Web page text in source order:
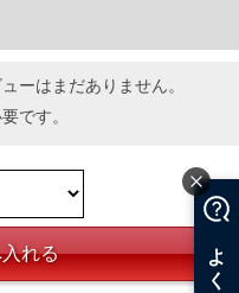
ル
絡ください。
不可とさせて頂いております。予め
ーはまだありません。
です。